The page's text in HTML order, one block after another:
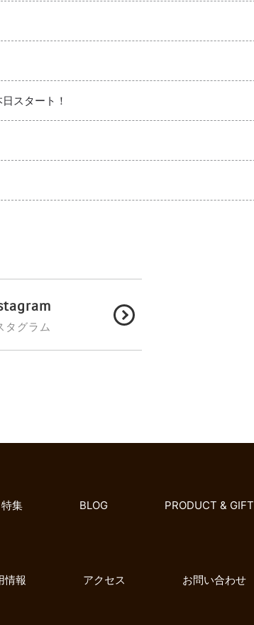
スタート！
タグラム
集 BLOG PRODUCT & GIFT
情報 アクセス お問い合わせ